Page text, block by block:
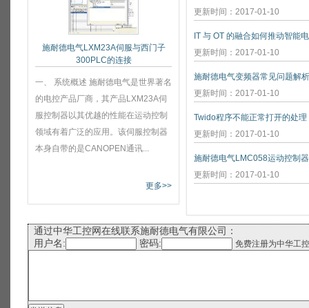
施耐德电气LXM23A伺服与西门子
300PLC的连接
一、 系统概述 施耐德电气是世界著名
的电控产品厂商，其产品LXM23A伺
服控制器以其优越的性能在运动控制
领域有着广泛的应用。该伺服控制器
本身自带的是CANOPEN通讯...
更多>>
更新时间：2017-01-10
IT 与 OT 的融合如何推动智能
更新时间：2017-01-10
施耐德电气变频器常见问题解析
更新时间：2017-01-10
Twido程序不能正常打开的处理
更新时间：2017-01-10
施耐德电气LMC058运动控制
更新时间：2017-01-10
通过中华工控网在线联系施耐德电气有限公司：
用户名:
密码: 免费注册为中华工